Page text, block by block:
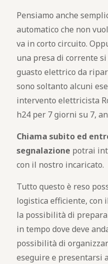
Pensiamo anche
automatico che non
va in corto circuito.
una presa di corrente
guasto elettrico da
sono soltanto alcuni
intervento elettricista
h24 per 7 giorni su 7,
Chiama subito ed
segnalazione potrai
con il nostro incaricato.
Tutto questo è reso
logistica efficiente, con
la possibilità di
in tempo dove deve
possibilità di
eseguire e presentarsi